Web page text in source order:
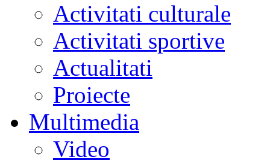
Activitati culturale
Activitati sportive
Actualitati
Proiecte
Multimedia
Video